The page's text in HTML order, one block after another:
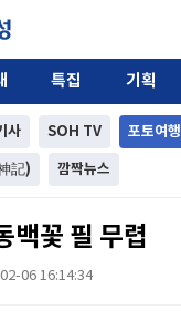
특집 기획
사 SOH TV 포토여행
記) 깜짝뉴스
백꽃 필 무렵
06 16:14:34